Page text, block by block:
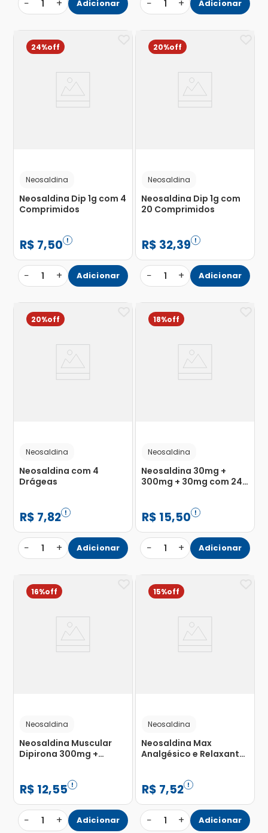
− 1 + Adicionar − 1 + Adicionar
24%
Neosaldina
Neosaldina Dip 1g com 4
Comprimidos
R$ 7,50
− 1 + Adicionar
20%
Neosaldina
Neosaldina Dip 1g com
20 Comprimidos
R$ 32,39
− 1 + Adicionar
20%
Neosaldina
Neosaldina com 4
Drágeas
R$ 7,82
− 1 + Adicionar
18%
Neosaldina
Neosaldina 30mg +
300mg + 30mg com 24
R$ 15,50
− 1 + Adicionar
16%
Neosaldina
Neosaldina Muscular
Dipirona 300mg +
com 20 Comprimidos
R$ 12,55
− 1 + Adicionar
15%
Neosaldina
Neosaldina Max
Analgésico e Relaxante
R$ 7,52
− 1 + Adicionar